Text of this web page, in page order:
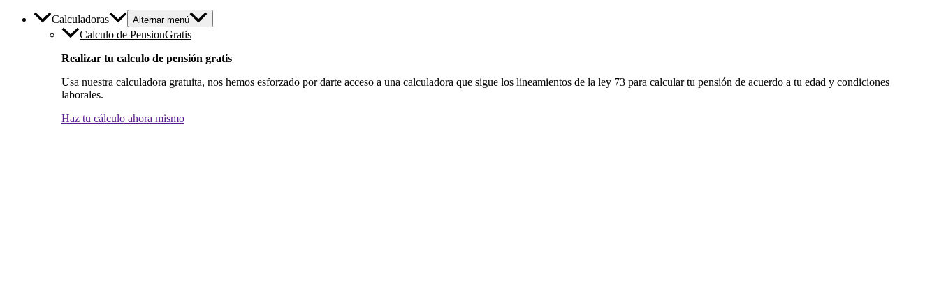
Calculadoras Alternar menú
Calculo de PensionGratis
Realizar tu calculo de pensión gratis
Usa nuestra calculadora gratuita, nos hemos esforzado por darte acceso a una calculadora que sigue los lineamientos de la ley 73 para calcular tu pensión de acuerdo a tu edad y condiciones
laborales.
Haz tu cálculo ahora mismo